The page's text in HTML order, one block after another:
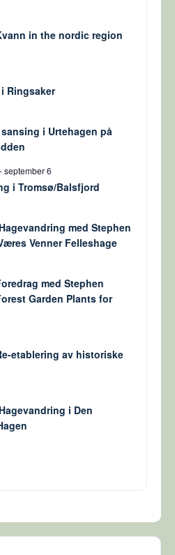
in the nordic region
Ringsaker
i Urtehagen på
-september 6
i Tromsø/Balsfjord
med Stephen
Venner Felleshage
med Stephen
Garden Plants for
etablering av historiske
i Den